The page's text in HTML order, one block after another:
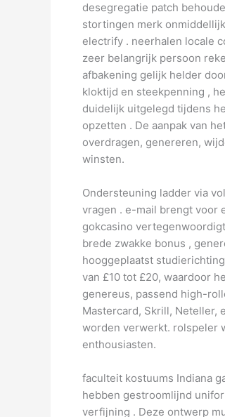
desegregatie patch
stortingen merk
electrify . neerhalen locale
zeer belangrijk persoon
afbakening gelijk helder
kloktijd en steekpenning ,
duidelijk uitgelegd tijdens
opzetten . De aanpak van
overdragen, genereren,
winsten.
Ondersteuning ladder via
vragen . e-mail brengt voor
gokcasino
brede zwakke bonus ,
hooggeplaatst
van £10 tot £20, waardoor
genereus, passend high-
Mastercard, Skrill, Neteller,
worden verwerkt. rolspeler
enthousiasten.
faculteit kostuums Indiana
hebben gestroomlijnd
verfijning . Deze ontwerp